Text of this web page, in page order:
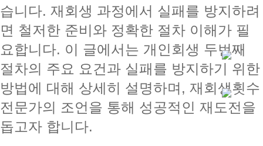
습니다. 재회생 과정에서 실패를 방지하려
면 철저한 준비와 정확한 절차 이해가 필
요합니다. 이 글에서는 개인회생 두번째
절차의 주요 요건과 실패를 방지하기 위한
방법에 대해 상세히 설명하며, 재회생횟수
전문가의 조언을 통해 성공적인 재도전을
돕고자 합니다.